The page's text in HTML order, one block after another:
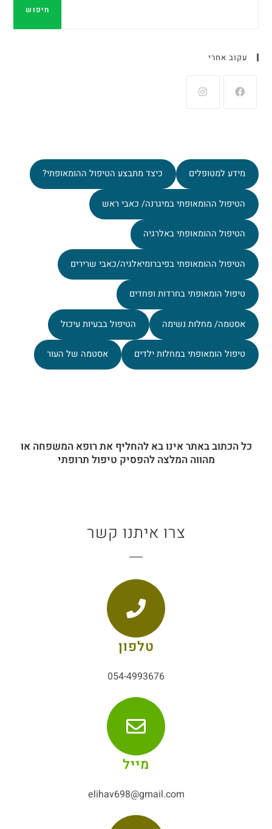
חיפוש
עקוב אחרי
מידע למטופלים כיצד מתבצע הטיפול ההומאופתי?
הטיפול ההומאופתי במיגרנה/ כאבי ראש
הטיפול ההומאופתי באלרגיה
הטיפול ההומאופתי בפיברומיאלגיה/כאבי שרירים
טיפול הומאופתי בחרדות ופחדים
אסטמה/ מחלות נשימה הטיפול בבעיות עיכול
טיפול הומאופתי במחלות ילדים אסטמה של העור
כל הכתוב באתר אינו בא להחליף את רופא המשפחה או
מהווה המלצה להפסיק טיפול תרופתי
צרו איתנו קשר
טלפון
054-4993676
מייל
elihav698@gmail.com